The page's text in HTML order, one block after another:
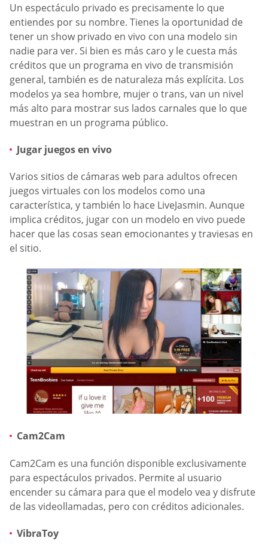
Un espectáculo privado es precisamente lo que
entiendes por su nombre. Tienes la oportunidad de
tener un show privado en vivo con una modelo sin
nadie para ver. Si bien es más caro y le cuesta más
créditos que un programa en vivo de transmisión
general, también es de naturaleza más explícita. Los
modelos ya sea hombre, mujer o trans, van un nivel
más alto para mostrar sus lados carnales que lo que
muestran en un programa público.
Jugar juegos en vivo
Varios sitios de cámaras web para adultos ofrecen
juegos virtuales con los modelos como una
característica, y también lo hace LiveJasmin. Aunque
implica créditos, jugar con un modelo en vivo puede
hacer que las cosas sean emocionantes y traviesas en
el sitio.
Cam2Cam
Cam2Cam es una función disponible exclusivamente
para espectáculos privados. Permite al usuario
encender su cámara para que el modelo vea y disfrute
de las videollamadas, pero con créditos adicionales.
VibraToy